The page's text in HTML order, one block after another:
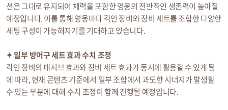
션은 그대로 유지되어 체력을 포함한 영웅의 전반적인 생존력이 높아질
예정입니다. 이를 통해 영웅마다 각인 장비와 장비 세트를 조합한 다양한
세팅 구성이 가능해지기를 기대하고 있습니다.
✦ 일부 방어구 세트 효과 수치 조정
각인 장비의 패시브 효과와 장비 세트 효과가 동시에 활용할 수 있게 됨
에 따라, 현재 콘텐츠 기준에서 일부 조합에서 과도한 시너지가 발생할
수 있는 부분에 대해 수치 조정이 함께 진행될 예정입니다.